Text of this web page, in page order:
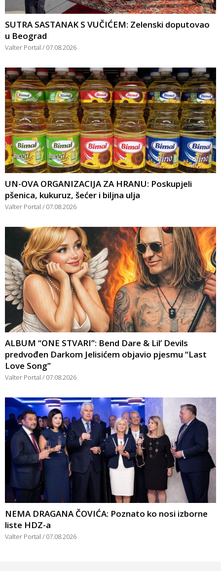
SUTRA SASTANAK S VUČIĆEM: Zelenski doputovao
u Beograd
Valter Portal 07.08.2026
UN-OVA ORGANIZACIJA ZA HRANU: Poskupjeli
pšenica, kukuruz, šećer i biljna ulja
Valter Portal 07.08.2026
ALBUM “ONE STVARI”: Bend Dare & Lil’ Devils
predvođen Darkom Jelisićem objavio pjesmu “Last
Love Song”
Valter Portal 07.08.2026
NEMA DRAGANA ČOVIĆA: Poznato ko nosi izborne
liste HDZ-a
Valter Portal 07.08.2026